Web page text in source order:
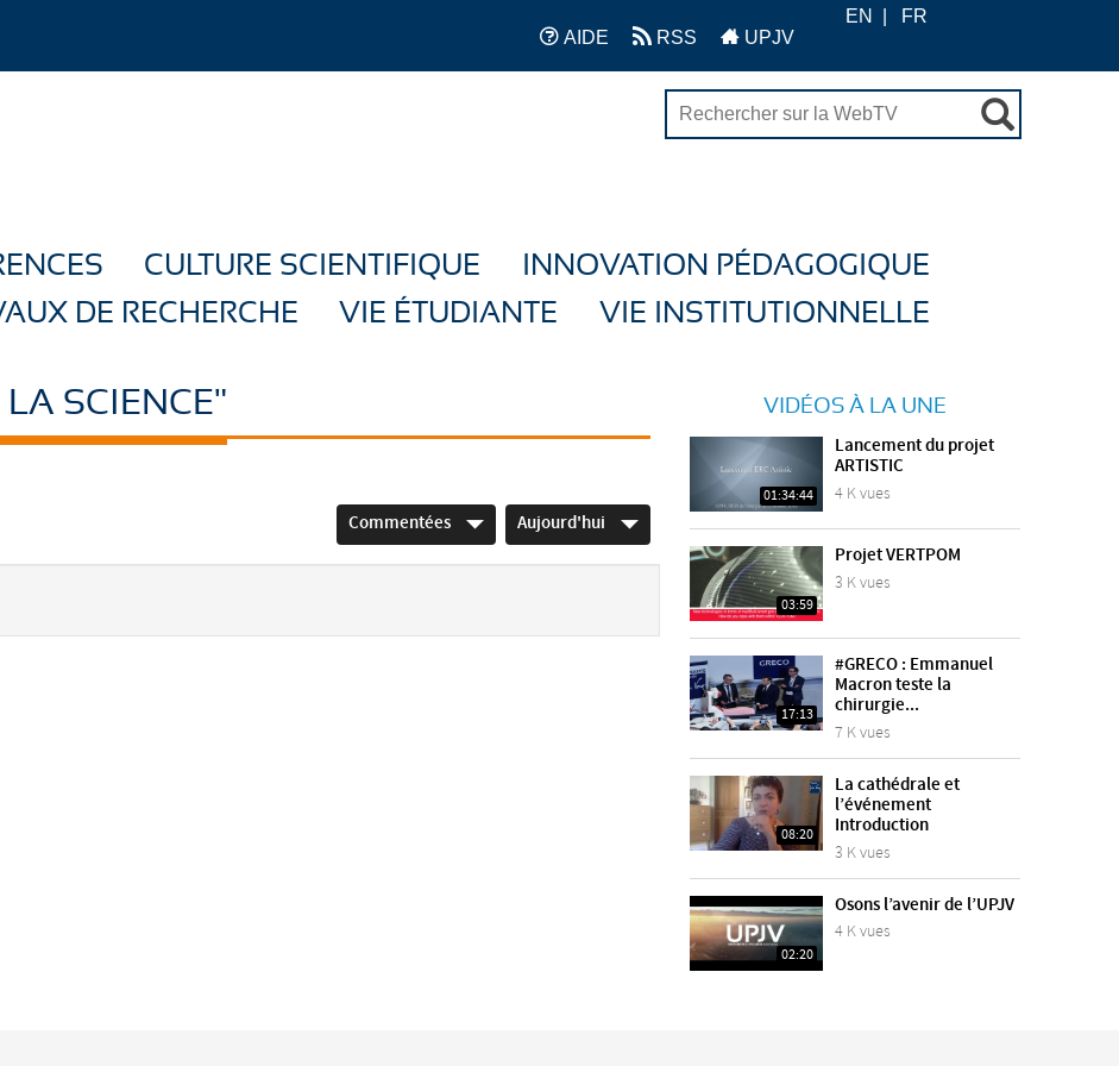
AIDE RSS UPJV
EN FR
CULTURE SCIENTIFIQUE
INNOVATION PÉDAGOGIQUE
DE RECHERCHE
VIE ÉTUDIANTE VIE INSTITUTIONNELLE
SCIENCE"
Commentées Aujourd'hui
VIDÉOS À LA UNE
01:34:44
Lancement du projet
ARTISTIC
4 K vues
03:59
Projet VERTPOM
3 K vues
17:13
#GRECO : Emmanuel
Macron teste la
chirurgie...
7 K vues
08:20
La cathédrale et
l’événement
Introduction
3 K vues
02:20
Osons l’avenir de l’UPJV
4 K vues